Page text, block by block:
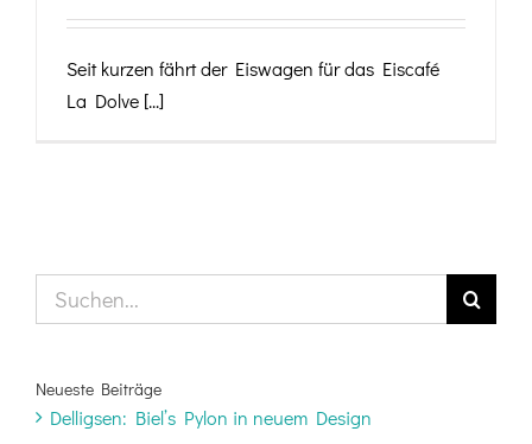
Seit kurzen fährt der Eiswagen für das Eiscafé
La Dolve [...]
Suche
nach:
Neueste Beiträge
Delligsen: Biel’s Pylon in neuem Design